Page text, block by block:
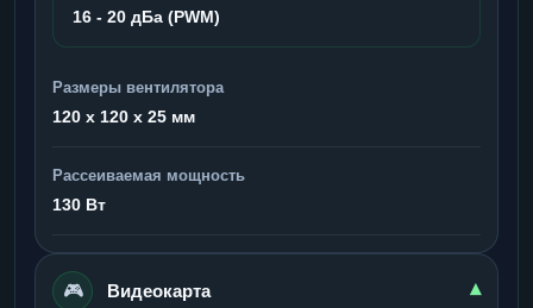
16 - 20 дБа (PWM)
Размеры вентилятора
120 x 120 x 25 мм
Рассеиваемая мощность
130 Вт
🎮 Видеокарта ▾